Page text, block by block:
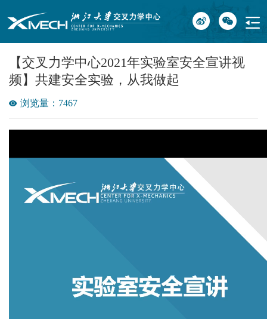
【交叉力学中心2021年实验室安全宣讲视
频】共建安全实验，从我做起
浏览量：7467